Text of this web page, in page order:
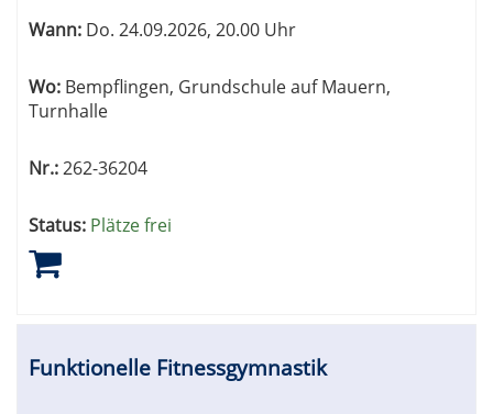
Wann: Do. 24.09.2026, 20.00 Uhr
Wo: Bempflingen, Grundschule auf Mauern,
Turnhalle
Nr.:262-36204
Status: Plätze frei
Funktionelle Fitnessgymnastik